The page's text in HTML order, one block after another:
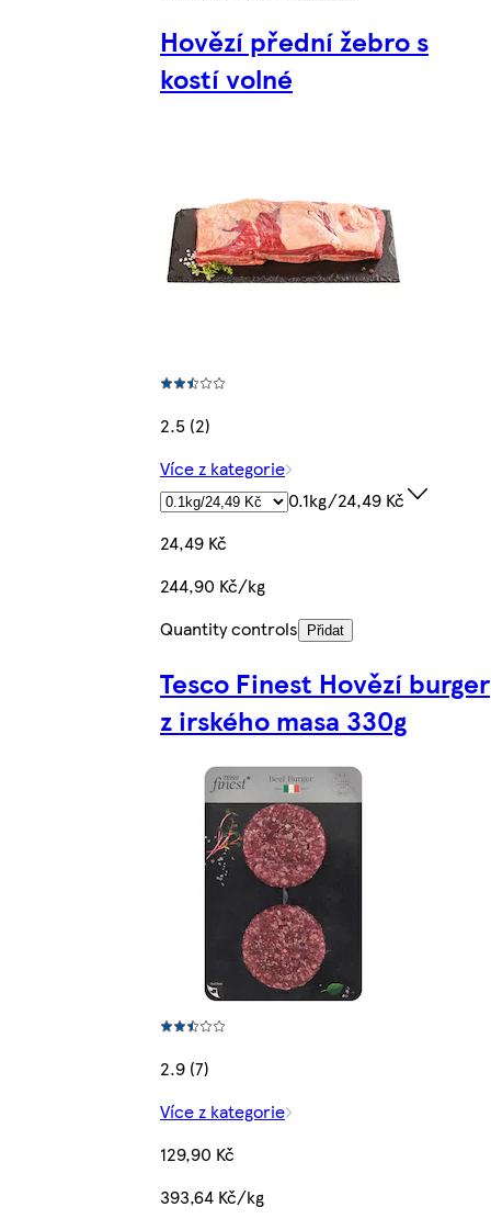
Hovězí přední žebro s
kostí volné
2.5 (2)
Více z kategorie
0.1kg/24,49 Kč
24,49 Kč
244,90 Kč/kg
Quantity controls
Přidat
Tesco Finest Hovězí burger
z irského masa 330g
2.9 (7)
Více z kategorie
129,90 Kč
393,64 Kč/kg